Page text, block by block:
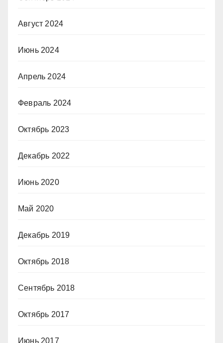
Август 2024
Июнь 2024
Апрель 2024
Февраль 2024
Октябрь 2023
Декабрь 2022
Июнь 2020
Май 2020
Декабрь 2019
Октябрь 2018
Сентябрь 2018
Октябрь 2017
Июнь 2017